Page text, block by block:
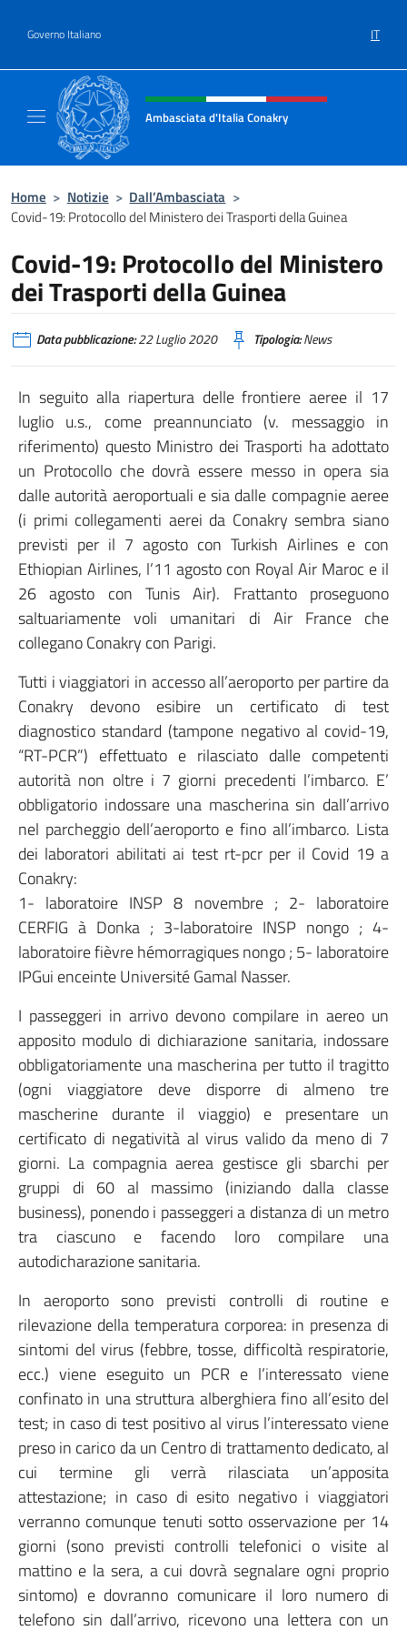
Governo Italiano IT
Intestazione sito, social e menù
Ambasciata d'Italia Conakry
Home > Notizie > Dall’Ambasciata >
Covid-19: Protocollo del Ministero dei Trasporti della Guinea
Covid-19: Protocollo del Ministero
dei Trasporti della Guinea
Data pubblicazione:22 Luglio 2020 Tipologia:News
In seguito alla riapertura delle frontiere aeree il 17
luglio u.s., come preannunciato (v. messaggio in
riferimento) questo Ministro dei Trasporti ha adottato
un Protocollo che dovrà essere messo in opera sia
dalle autorità aeroportuali e sia dalle compagnie aeree
(i primi collegamenti aerei da Conakry sembra siano
previsti per il 7 agosto con Turkish Airlines e con
Ethiopian Airlines, l’11 agosto con Royal Air Maroc e il
26 agosto con Tunis Air). Frattanto proseguono
saltuariamente voli umanitari di Air France che
collegano Conakry con Parigi.
Tutti i viaggiatori in accesso all’aeroporto per partire da
Conakry devono esibire un certificato di test
diagnostico standard (tampone negativo al covid-19,
“RT-PCR”) effettuato e rilasciato dalle competenti
autorità non oltre i 7 giorni precedenti l’imbarco. E’
obbligatorio indossare una mascherina sin dall’arrivo
nel parcheggio dell’aeroporto e fino all’imbarco. Lista
dei laboratori abilitati ai test rt-pcr per il Covid 19 a
Conakry:
1- laboratoire INSP 8 novembre ; 2- laboratoire
CERFIG à Donka ; 3-laboratoire INSP nongo ; 4-
laboratoire fièvre hémorragiques nongo ; 5- laboratoire
IPGui enceinte Université Gamal Nasser.
I passeggeri in arrivo devono compilare in aereo un
apposito modulo di dichiarazione sanitaria, indossare
obbligatoriamente una mascherina per tutto il tragitto
(ogni viaggiatore deve disporre di almeno tre
mascherine durante il viaggio) e presentare un
certificato di negatività al virus valido da meno di 7
giorni. La compagnia aerea gestisce gli sbarchi per
gruppi di 60 al massimo (iniziando dalla classe
business), ponendo i passeggeri a distanza di un metro
tra ciascuno e facendo loro compilare una
autodicharazione sanitaria.
In aeroporto sono previsti controlli di routine e
rilevazione della temperatura corporea: in presenza di
sintomi del virus (febbre, tosse, difficoltà respiratorie,
ecc.) viene eseguito un PCR e l’interessato viene
confinato in una struttura alberghiera fino all’esito del
test; in caso di test positivo al virus l’interessato viene
preso in carico da un Centro di trattamento dedicato, al
cui termine gli verrà rilasciata un’apposita
attestazione; in caso di esito negativo i viaggiatori
verranno comunque tenuti sotto osservazione per 14
giorni (sono previsti controlli telefonici o visite al
mattino e la sera, a cui dovrà segnalare ogni proprio
sintomo) e dovranno comunicare il loro numero di
telefono sin dall’arrivo, ricevono una lettera con un